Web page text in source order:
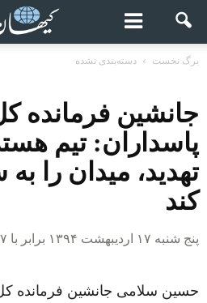
برگ نخست دسته‌بندی نشده
جانشین فرمانده
پاسداران: تیم
تهدید، میدان را به
کند
پنج شنبه ۱۷ اردیبهشت ۱۳۹۴ برابر با ۰۷ مه ۲۰۱۵
حسین سلامی جانشین فرمانده